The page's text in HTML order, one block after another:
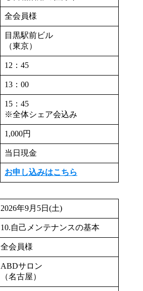
全会員様
目黒駅前ビル
（東京）
12：45
13：00
15：45
※全体シェア会込み
1,000円
当日現金
お申し込みはこちら
2026年9月5日(土)
10.自己メンテナンスの基本
全会員様
ABDサロン
（名古屋）